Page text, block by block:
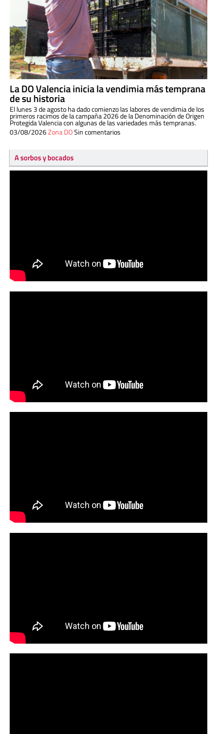
La DO Valencia inicia la vendimia más temprana
de su historia
El lunes 3 de agosto ha dado comienzo las labores de vendimia de los
primeros racimos de la campaña 2026 de la Denominación de Origen
Protegida Valencia con algunas de las variedades más tempranas.
03/08/2026Zona DOSin comentarios
A sorbos y bocados